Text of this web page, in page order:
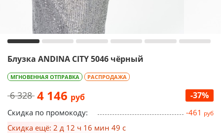
Блузка ANDINA CITY 5046 чёрный
МГНОВЕННАЯ ОТПРАВКА РАСПРОДАЖА
6 328 4 146 руб -37%
Скидка по промокоду: -461 руб
Скидка ещё: 2 д 12 ч 16 мин 48 с